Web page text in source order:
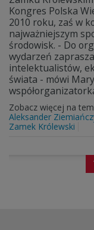
Kongres Polska
2010 roku, zaś w
najważniejszym
środowisk. - Do
wydarzeń
intelektualistów,
świata - mówi
Zobacz więcej na
Aleksander
Zamek Królewski